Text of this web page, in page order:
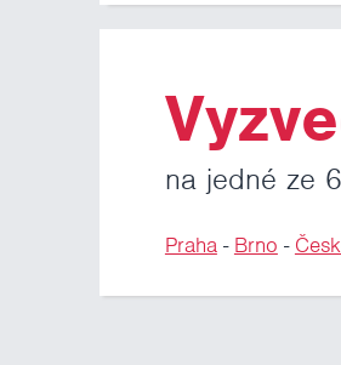
na jedné ze
Praha- Brno -